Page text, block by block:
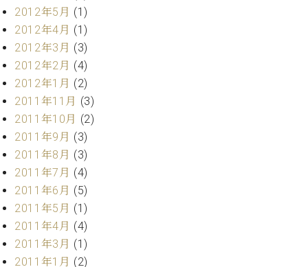
2012年5月 (1)
2012年4月 (1)
2012年3月 (3)
2012年2月 (4)
2012年1月 (2)
2011年11月 (3)
2011年10月 (2)
2011年9月 (3)
2011年8月 (3)
2011年7月 (4)
2011年6月 (5)
2011年5月 (1)
2011年4月 (4)
2011年3月 (1)
2011年1月 (2)